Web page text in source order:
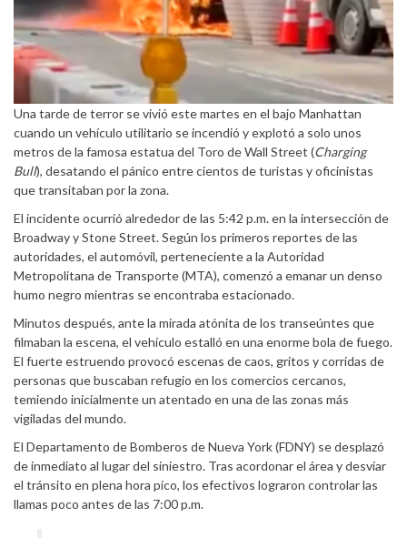
Una tarde de terror se vivió este martes en el bajo Manhattan
cuando un vehículo utilitario se incendió y explotó a solo unos
metros de la famosa estatua del Toro de Wall Street (Charging
Bull), desatando el pánico entre cientos de turistas y oficinistas
que transitaban por la zona.
El incidente ocurrió alrededor de las 5:42 p.m. en la intersección de
Broadway y Stone Street. Según los primeros reportes de las
autoridades, el automóvil, perteneciente a la Autoridad
Metropolitana de Transporte (MTA), comenzó a emanar un denso
humo negro mientras se encontraba estacionado.
Minutos después, ante la mirada atónita de los transeúntes que
filmaban la escena, el vehículo estalló en una enorme bola de fuego.
El fuerte estruendo provocó escenas de caos, gritos y corridas de
personas que buscaban refugio en los comercios cercanos,
temiendo inicialmente un atentado en una de las zonas más
vigiladas del mundo.
El Departamento de Bomberos de Nueva York (FDNY) se desplazó
de inmediato al lugar del siniestro. Tras acordonar el área y desviar
el tránsito en plena hora pico, los efectivos lograron controlar las
llamas poco antes de las 7:00 p.m.